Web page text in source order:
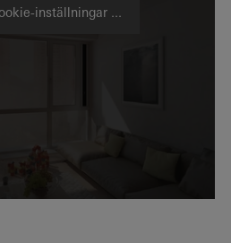
inställningar ...